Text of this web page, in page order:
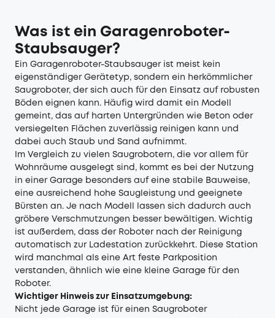
Was ist ein Garagenroboter-
Staubsauger?
Ein Garagenroboter-Staubsauger ist meist kein
eigenständiger Gerätetyp, sondern ein herkömmlicher
Saugroboter, der sich auch für den Einsatz auf robusten
Böden eignen kann. Häufig wird damit ein Modell
gemeint, das auf harten Untergründen wie Beton oder
versiegelten Flächen zuverlässig reinigen kann und
dabei auch Staub und Sand aufnimmt.
Im Vergleich zu vielen Saugrobotern, die vor allem für
Wohnräume ausgelegt sind, kommt es bei der Nutzung
in einer Garage besonders auf eine stabile Bauweise,
eine ausreichend hohe Saugleistung und geeignete
Bürsten an. Je nach Modell lassen sich dadurch auch
gröbere Verschmutzungen besser bewältigen. Wichtig
ist außerdem, dass der Roboter nach der Reinigung
automatisch zur Ladestation zurückkehrt. Diese Station
wird manchmal als eine Art feste Parkposition
verstanden, ähnlich wie eine kleine Garage für den
Roboter.
Wichtiger Hinweis zur Einsatzumgebung:
Nicht jede Garage ist für einen Saugroboter